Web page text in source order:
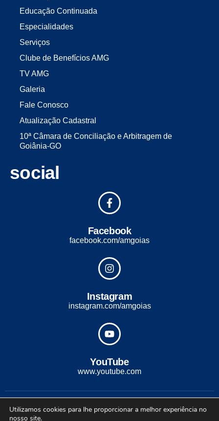
Educação Continuada
Especialidades
Serviços
Clube de Benefícios AMG
TV AMG
Galeria
Fale Conosco
Atualização Cadastral
10ª Câmara de Conciliação e Arbitragem de
Goiânia-GO
social
Facebook
facebook.com/amgoias
Instagram
instagram.com/amgoias
YouTube
www.youtube.com
Conexão Soluções Corporativas
Utilizamos cookies para lhe proporcionar a melhor experiência no
nosso site.